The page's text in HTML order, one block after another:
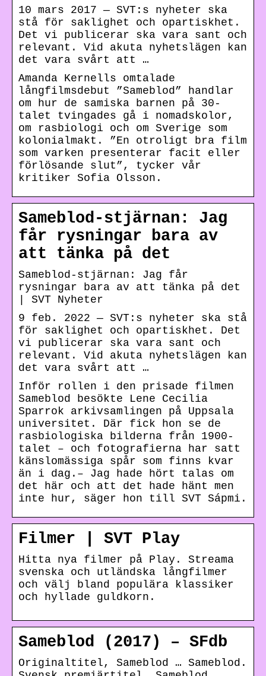
10 mars 2017 — SVT:s nyheter ska
stå för saklighet och opartiskhet.
Det vi publicerar ska vara sant och
relevant. Vid akuta nyhetslägen kan
det vara svårt att …
Amanda Kernells omtalade
långfilmsdebut ”Sameblod” handlar
om hur de samiska barnen på 30-
talet tvingades gå i nomadskolor,
om rasbiologi och om Sverige som
kolonialmakt. ”En otroligt bra film
som varken presenterar facit eller
förlösande slut”, tycker vår
kritiker Sofia Olsson.
Sameblod-stjärnan: Jag
får rysningar bara av
att tänka på det
Sameblod-stjärnan: Jag får
rysningar bara av att tänka på det
| SVT Nyheter
9 feb. 2022 — SVT:s nyheter ska stå
för saklighet och opartiskhet. Det
vi publicerar ska vara sant och
relevant. Vid akuta nyhetslägen kan
det vara svårt att …
Inför rollen i den prisade filmen
Sameblod besökte Lene Cecilia
Sparrok arkivsamlingen på Uppsala
universitet. Där fick hon se de
rasbiologiska bilderna från 1900-
talet – och fotografierna har satt
känslomässiga spår som finns kvar
än i dag.– Jag hade hört talas om
det här och att det hade hänt men
inte hur, säger hon till SVT Sápmi.
Filmer | SVT Play
Hitta nya filmer på Play. Streama
svenska och utländska långfilmer
och välj bland populära klassiker
och hyllade guldkorn.
Sameblod (2017) – SFdb
Originaltitel, Sameblod … Sameblod.